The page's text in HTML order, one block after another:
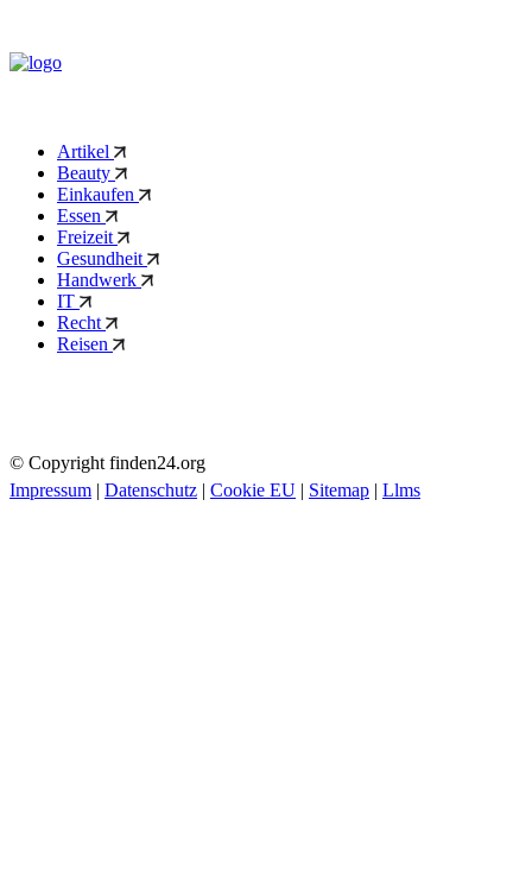
Artikel
Beauty
Einkaufen
Essen
Freizeit
Gesundheit
Handwerk
IT
Recht
Reisen
© Copyright finden24.org
Impressum | Datenschutz | Cookie EU | Sitemap | Llms